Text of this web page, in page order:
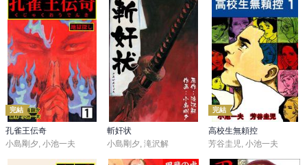
完結
孔雀王伝奇
小島剛夕, 小池一夫
斬奸状
小島剛夕, 滝沢解
完結
高校生無頼控
芳谷圭児, 小池一夫